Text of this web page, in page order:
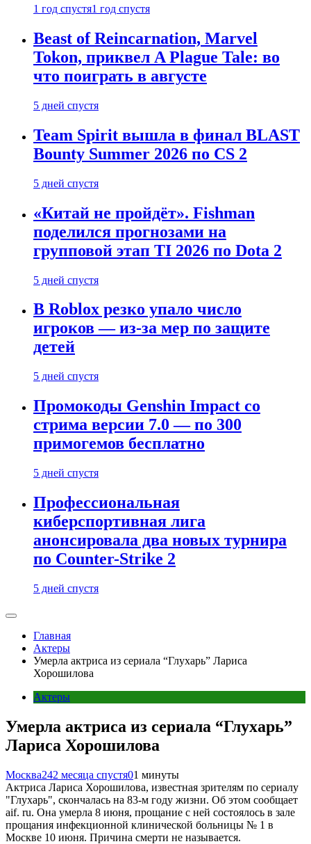
1 год спустя1 год спустя
Beast of Reincarnation, Marvel
Tokon, приквел A Plague Tale: во
что поиграть в августе
5 дней спустя
Team Spirit вышла в финал BLAST
Bounty Summer 2026 по CS 2
5 дней спустя
«Китай не пройдёт». Fishman
поделился прогнозами на
групповой этап TI 2026 по Dota 2
5 дней спустя
В Roblox резко упало число
игроков — из-за мер по защите
детей
5 дней спустя
Промокоды Genshin Impact со
стрима версии 7.0 — по 300
примогемов бесплатно
5 дней спустя
Профессиональная
киберспортивная лига
анонсировала два новых турнира
по Counter-Strike 2
5 дней спустя
Главная
Актеры
Умерла актриса из сериала “Глухарь” Лариса
Хорошилова
Актеры
Умерла актриса из сериала “Глухарь”
Лариса Хорошилова
Москва242 месяца спустя01 минуты
Актриса Лариса Хорошилова, известная зрителям по сериалу
"Глухарь", скончалась на 83-м году жизни. Об этом сообщает
aif. ru. Она умерла 8 июня, прощание с ней состоялось в зале
прощания инфекционной клинической больницы № 1 в
Москве 10 июня. Причина смерти не называется.